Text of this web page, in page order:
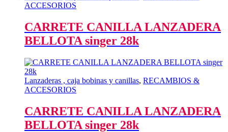
ACCESORIOS
CARRETE CANILLA LANZADERA
BELLOTA singer 28k
Lanzaderas , caja bobinas y canillas, RECAMBIOS &
ACCESORIOS
CARRETE CANILLA LANZADERA
BELLOTA singer 28k